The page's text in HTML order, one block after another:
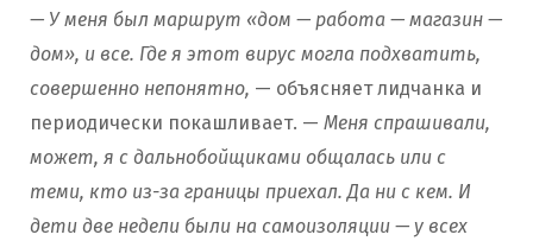
— У меня был маршрут «дом — работа — магазин —
дом», и все. Где я этот вирус могла подхватить,
совершенно непонятно, — объясняет лидчанка и
периодически покашливает. — Меня спрашивали,
может, я с дальнобойщиками общалась или с
теми, кто из-за границы приехал. Да ни с кем. И
дети две недели были на самоизоляции — у всех